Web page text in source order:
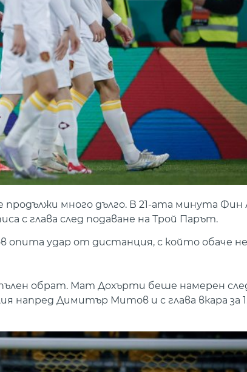
продължи много дълго. В 21-ата минута Фин
с глава след подаване на Трой Парът.
опита удар от дистанция, с който обаче
обрат. Мат Дохърти беше намерен
напред Димитър Митов и с глава вкара за